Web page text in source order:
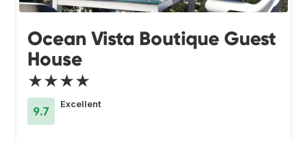
Ocean Vista Boutique Guest
House
★★★★
9.7
Excellent